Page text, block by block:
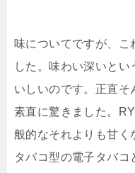
味についてですが、こ
した。味わい深いと
いしいのです。正直そ
素直に驚きました。
般的なそれよりも甘く
タバコ型の電子タバコ